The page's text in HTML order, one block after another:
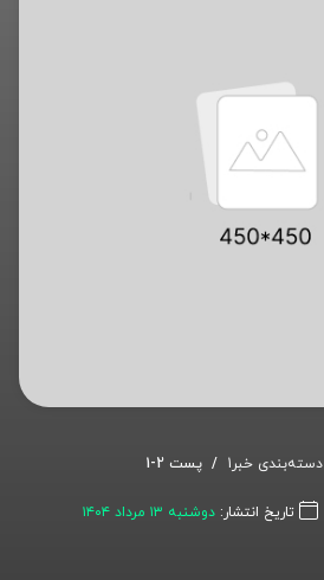
دسته‌بندی خبر1 پست 2-1
تاریخ انتشار: دوشنبه ۱۳ مرداد ۱۴۰۴